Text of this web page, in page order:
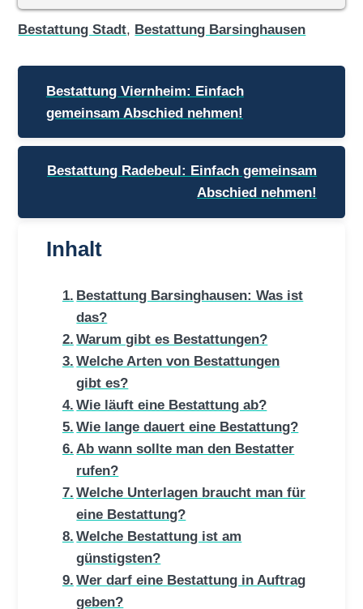
Bestattung Stadt, Bestattung Barsinghausen
Beitragsnavigation
Bestattung Viernheim: Einfach
gemeinsam Abschied nehmen!
Bestattung Radebeul: Einfach gemeinsam
Abschied nehmen!
Inhalt
Bestattung Barsinghausen: Was ist
das?
Warum gibt es Bestattungen?
Welche Arten von Bestattungen
gibt es?
Wie läuft eine Bestattung ab?
Wie lange dauert eine Bestattung?
Ab wann sollte man den Bestatter
rufen?
Welche Unterlagen braucht man für
eine Bestattung?
Welche Bestattung ist am
günstigsten?
Wer darf eine Bestattung in Auftrag
geben?